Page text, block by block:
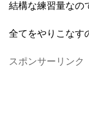
結構な練習量なの
全てをやりこなす
スポンサーリンク